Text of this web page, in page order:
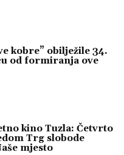
kobre” obilježile 34.
od formiranja ove
kino Tuzla: Četvrto
Trg slobode
mjesto